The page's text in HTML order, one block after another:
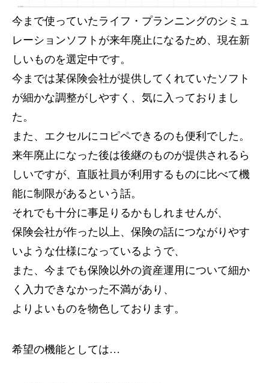
今まで使っていたライフ・プランニングのシミュ
レーションソフトが来年廃止になるため、現在新
しいものを選定中です。
今までは某保険会社が提供してくれていたソフト
が細かな調整がしやすく、気に入っておりまし
た。
また、エクセルにコピペできるのも便利でした。
来年廃止になった後は後継のものが提供されるら
しいですが、直販社員が利用するものに比べて機
能に制限があるという話。
それでも十分に事足りるかもしれませんが、
保険会社が作った以上、保険の話につながりやす
いような仕様になっているようで、
また、今までも保険以外の資産運用について細か
く入力できなかった不満があり、
よりよいものを物色しております。
希望の機能としては…